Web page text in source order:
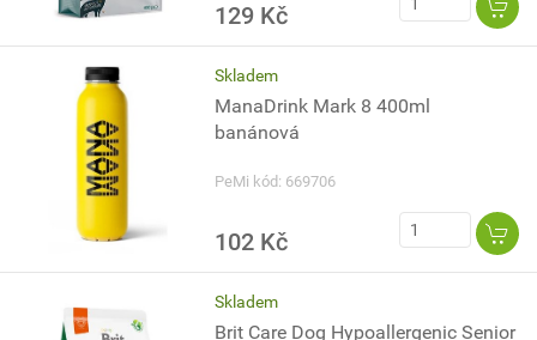
129 Kč
Skladem
ManaDrink Mark 8 400ml
banánová
PeMi kód: 669706
102 Kč
Skladem
Brit Care Dog Hypoallergenic Senior